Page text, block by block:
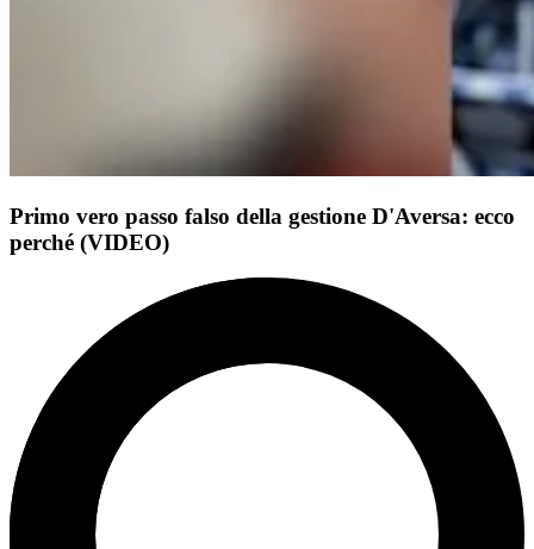
Primo vero passo falso della gestione D'Aversa: ecco
perché (VIDEO)